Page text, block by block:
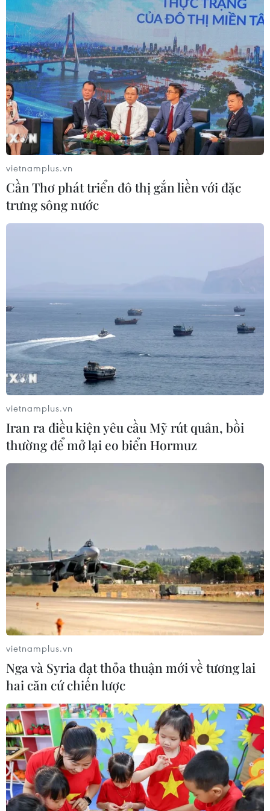
Vượt lên di chứng chất độc da cam,
chàng trai Đồng Tháp tự tin làm chủ
cuộc đời
08/08/2026 06:00
Dắt chó đi dạo không đúng quy
định, bị phạt đến 2 triệu đồng?
08/08/2026 04:16
Thổ Nhĩ Kỳ tăng cường truy quét IS,
bắt giữ hơn 100 nghi phạm
buôn người xuyên Địa Trung Hải
Hy Lạp tạm giam một thị trưởng tình
nghi gây thảm họa cháy rừng
Sri Lanka tăng cường ngăn chặn
Indonesia nỗ lực khống chế cháy
rừng tại Vườn Quốc gia Núi Bromo
07/08/2026 10:56
Sri Lanka triển khai quân đội sau làn
sóng vượt ngục bất thành
07/08/2026 10:35
Thụy Sĩ khó đạt mục tiêu giảm phát
thải khí nhà kính vào năm 2030
07/08/2026 09:42
Bão Dolphin càn quét các đảo miền
vietnamplus.vn
Cần Thơ phát triển đô thị gắn liền với đặc
trưng sông nước
vietnamplus.vn
Iran ra điều kiện yêu cầu Mỹ rút quân, bồi
thường để mở lại eo biển Hormuz
vietnamplus.vn
Nga và Syria đạt thỏa thuận mới về tương lai
hai căn cứ chiến lược